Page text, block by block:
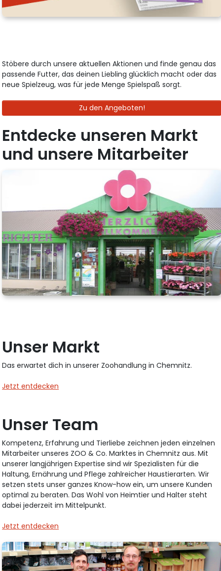
Stöbere durch unsere aktuellen Aktionen und finde genau das
passende Futter, das deinen Liebling glücklich macht oder das
neue Spielzeug, was für jede Menge Spielspaß sorgt.
Zu den Angeboten!
Entdecke unseren Markt
und unsere Mitarbeiter
Unser Markt
Das erwartet dich in unserer Zoohandlung in Chemnitz.
Jetzt entdecken
Unser Team
Kompetenz, Erfahrung und Tierliebe zeichnen jeden einzelnen
Mitarbeiter unseres ZOO & Co. Marktes in Chemnitz aus. Mit
unserer langjährigen Expertise sind wir Spezialisten für die
Haltung, Ernährung und Pflege zahlreicher Haustierarten. Wir
setzen stets unser ganzes Know-how ein, um unsere Kunden
optimal zu beraten. Das Wohl von Heimtier und Halter steht
dabei jederzeit im Mittelpunkt.
Jetzt entdecken